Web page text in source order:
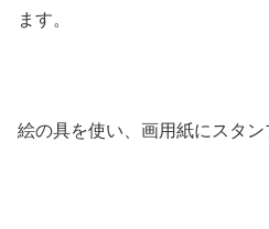
ます。
絵の具を使い、画用紙にスタン